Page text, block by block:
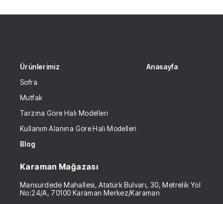
Ürünlerimiz
Sofra
Mutfak
Tarzına Göre Halı Modelleri
Kullanım Alanına Göre Halı Modelleri
Anasayfa
Blog
Karaman Mağazası
Mansurdede Mahallesi, Atatürk Bulvarı, 30, Metrelik Yol
No:24/A, 70100 Karaman Merkez/Karaman